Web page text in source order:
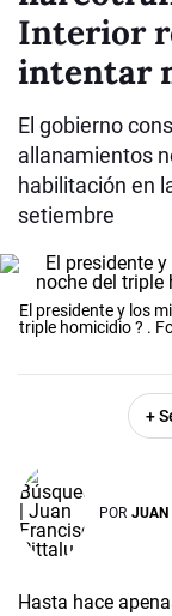
Interior
intentar
El gobierno
allanamientos
habilitación en
setiembre
El presidente y los
triple homicidio ? .
+
POR JUAN
Hasta hace